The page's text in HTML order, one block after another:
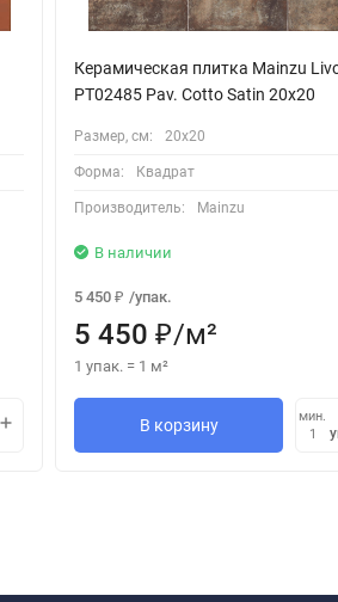
Керамическая плитка Mainzu
PT02485 Pav. Cotto Satin 20x20
Размер, см: 20х20
Форма: Квадрат
Производитель: Mainzu
В наличии
5 450 ₽ /упак.
5 450 ₽/м²
1 упак. = 1 м²
В корзину
мин.
1